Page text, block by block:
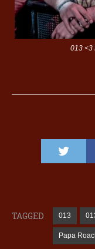
013 <3
TAGGED 013
Papa